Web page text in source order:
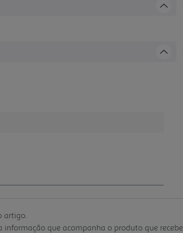
artigo.
que acompanha o produto que recebe.